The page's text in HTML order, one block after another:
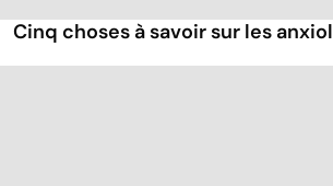
Cinq choses à savoir sur les